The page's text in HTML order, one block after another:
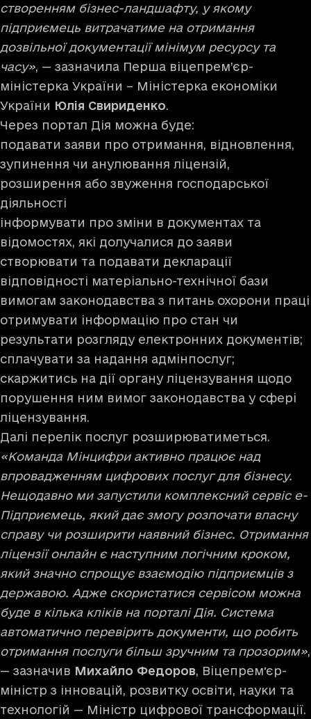
створенням бізнес-ландшафту, у якому
підприємець витрачатиме на отримання
дозвільної документації мінімум ресурсу та
часу», — зазначила Перша віцепрем’єр-
міністерка України – Міністерка економіки
України Юлія Свириденко.
Через портал Дія можна буде:
подавати заяви про отримання, відновлення,
зупинення чи анулювання ліцензій,
розширення або звуження господарської
діяльності
інформувати про зміни в документах та
відомостях, які долучалися до заяви
створювати та подавати декларації
відповідності матеріально-технічної бази
вимогам законодавства з питань охорони праці
отримувати інформацію про стан чи
результати розгляду електронних документів;
сплачувати за надання адмінпослуг;
скаржитись на дії органу ліцензування щодо
порушення ним вимог законодавства у сфері
ліцензування.
Далі перелік послуг розширюватиметься.
«Команда Мінцифри активно працює над
впровадженням цифрових послуг для бізнесу.
Нещодавно ми запустили комплексний сервіс е-
Підприємець, який дає змогу розпочати власну
справу чи розширити наявний бізнес. Отримання
ліцензії онлайн є наступним логічним кроком,
який значно спрощує взаємодію підприємців з
державою. Адже скористатися сервісом можна
буде в кілька кліків на порталі Дія. Система
автоматично перевірить документи, що робить
отримання послуги більш зручним та прозорим»,
— зазначив Михайло Федоров, Віцепремʼєр-
міністр з інновацій, розвитку освіти, науки та
технологій — Міністр цифрової трансформації.